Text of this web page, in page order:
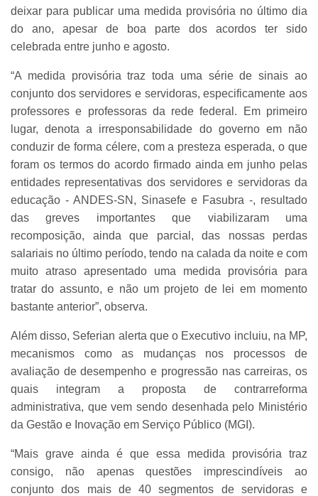
deixar para publicar uma medida provisória no último dia
do ano, apesar de boa parte dos acordos ter sido
celebrada entre junho e agosto.
“A medida provisória traz toda uma série de sinais ao
conjunto dos servidores e servidoras, especificamente aos
professores e professoras da rede federal. Em primeiro
lugar, denota a irresponsabilidade do governo em não
conduzir de forma célere, com a presteza esperada, o que
foram os termos do acordo firmado ainda em junho pelas
entidades representativas dos servidores e servidoras da
educação - ANDES-SN, Sinasefe e Fasubra -, resultado
das greves importantes que viabilizaram uma
recomposição, ainda que parcial, das nossas perdas
salariais no último período, tendo na calada da noite e com
muito atraso apresentado uma medida provisória para
tratar do assunto, e não um projeto de lei em momento
bastante anterior”, observa.
Além disso, Seferian alerta que o Executivo incluiu, na MP,
mecanismos como as mudanças nos processos de
avaliação de desempenho e progressão nas carreiras, os
quais integram a proposta de contrarreforma
administrativa, que vem sendo desenhada pelo Ministério
da Gestão e Inovação em Serviço Público (MGI).
“Mais grave ainda é que essa medida provisória traz
consigo, não apenas questões imprescindíveis ao
conjunto dos mais de 40 segmentos de servidoras e